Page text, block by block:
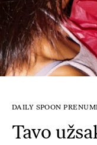
DAILY SPOON
Tavo